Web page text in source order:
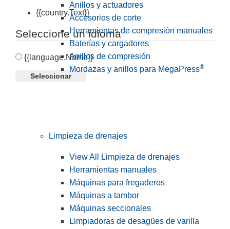
{{country.Text}}
Seleccione un idioma
{{language.Name}}
Seleccionar
Anillos y actuadores
Accesorios de corte
Herramientas de compresión manuales
Baterías y cargadores
Anillos de compresión
Mordazas y anillos para MegaPress®
Limpieza de drenajes
View All Limpieza de drenajes
Herramientas manuales
Máquinas para fregaderos
Máquinas a tambor
Máquinas seccionales
Limpiadoras de desagües de varilla